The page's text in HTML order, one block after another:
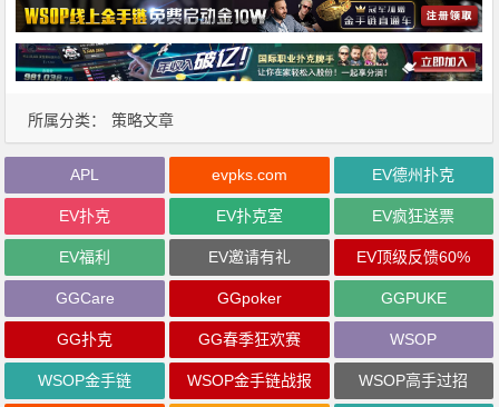
所属分类： 策略文章
APL evpks.com EV德州扑克
EV扑克 EV扑克室 EV疯狂送票
EV福利 EV邀请有礼 EV顶级反馈60%
GGCare GGpoker GGPUKE
GG扑克 GG春季狂欢赛 WSOP
WSOP金手链 WSOP金手链战报 WSOP高手过招